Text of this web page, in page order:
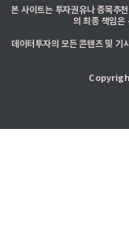
본 사이트는 투자권유나 종목추
의 최종 책임은
데이터투자의 모든 콘텐츠 및 기